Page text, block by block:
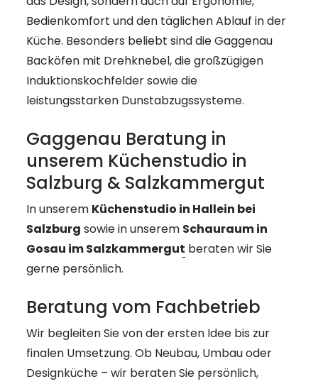
Bedienkomfort und den täglichen Ablauf in der
Küche. Besonders beliebt sind die Gaggenau
Backöfen mit Drehknebel, die großzügigen
Induktionskochfelder sowie die
leistungsstarken Dunstabzugssysteme.
Gaggenau Beratung in
unserem Küchenstudio in
Salzburg & Salzkammergut
In unserem Küchenstudio in Hallein bei
Salzburg sowie in unserem Schauraum in
Gosau im Salzkammergut beraten wir Sie
gerne persönlich.
Beratung vom Fachbetrieb
Wir begleiten Sie von der ersten Idee bis zur
finalen Umsetzung. Ob Neubau, Umbau oder
Designküche – wir beraten Sie persönlich,